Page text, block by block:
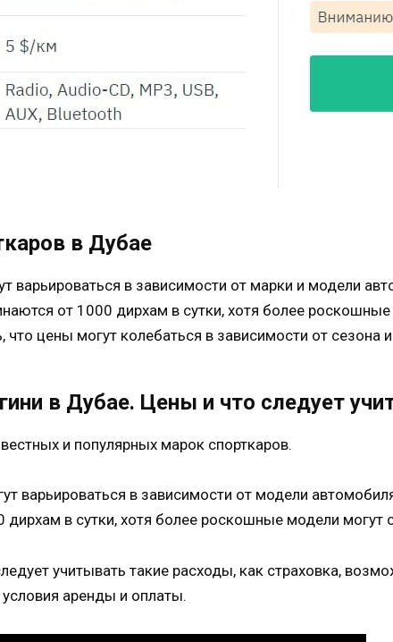
в Дубае
варьироваться в зависимости от марки и модели
от 1000 дирхам в сутки, хотя более
что цены могут колебаться в зависимости от сезона
в Дубае. Цены и что следует
и популярных марок спорткаров.
варьироваться в зависимости от модели
в сутки, хотя более роскошные модели могут
учитывать такие расходы, как страховка,
аренды и оплаты.